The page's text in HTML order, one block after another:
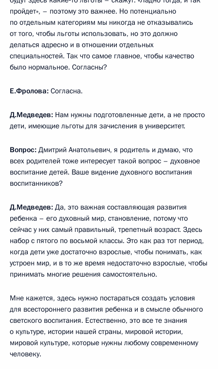
пройдет», – поэтому это важнее. Но потенциально
по отдельным категориям мы никогда не отказывались
от того, чтобы льготы использовать, но это должно
делаться адресно и в отношении отдельных
специальностей. Так что самое главное, чтобы качество
было нормальное. Согласны?
Е.Фролова: Согласна.
Д.Медведев: Нам нужны подготовленные дети, а не просто
дети, имеющие льготы для зачисления в университет.
Вопрос: Дмитрий Анатольевич, я родитель и думаю, что
всех родителей тоже интересует такой вопрос – духовное
воспитание детей. Ваше видение духовного воспитания
воспитанников?
Д.Медведев: Да, это важная составляющая развития
ребенка – его духовный мир, становление, потому что
сейчас у них самый правильный, трепетный возраст. Здесь
набор с пятого по восьмой классы. Это как раз тот период,
когда дети уже достаточно взрослые, чтобы понимать, как
устроен мир, и в то же время недостаточно взрослые, чтобы
принимать многие решения самостоятельно.
Мне кажется, здесь нужно постараться создать условия
для всестороннего развития ребенка и в смысле обычного
светского воспитания. Естественно, это все те знания
о культуре, истории нашей страны, мировой истории,
мировой культуре, которые нужны любому современному
человеку.